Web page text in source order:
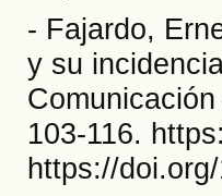
- Fajardo,
y su
103-116.
https://